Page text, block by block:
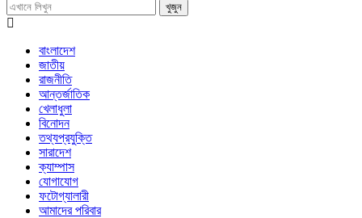
খুজুন
বাংলাদেশ
জাতীয়
রাজনীতি
আন্তর্জাতিক
খেলাধুলা
বিনোদন
তথ্যপ্রযুক্তি
সারাদেশ
ক্যাম্পাস
যোগাযোগ
ফটোগ্যালারী
আমাদের পরিবার